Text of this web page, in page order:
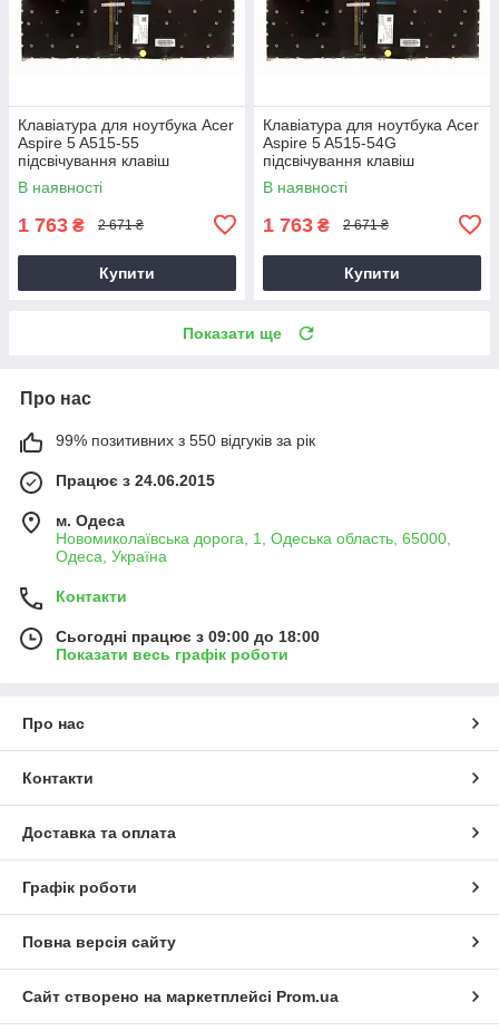
Клавіатура для ноутбука Acer
Aspire 5 A515-55
підсвічування клавіш
В наявності
1 763 ₴ 2 671 ₴
Купити
Клавіатура для ноутбука Acer
Aspire 5 A515-54G
підсвічування клавіш
В наявності
1 763 ₴ 2 671 ₴
Купити
Показати ще
Про нас
99% позитивних з 550 відгуків за рік
Працює з 24.06.2015
м. Одеса
Новомиколаївська дорога, 1, Одеська область, 65000,
Одеса, Україна
Контакти
Сьогодні працює з 09:00 до 18:00
Показати весь графік роботи
Про нас
Контакти
Доставка та оплата
Графік роботи
Повна версія сайту
Сайт створено на маркетплейсі Prom.ua